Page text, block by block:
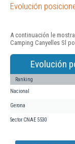
Evolución
A continuación le
Camping Canyelles Sl
Evolución
Ranking
Nacional
Gerona
Sector CNAE 5530